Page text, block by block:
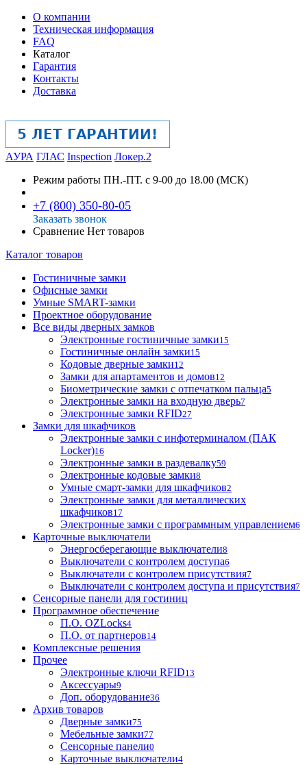
О компании
Техническая информация
FAQ
Каталог
Гарантия
Контакты
Доставка
АУРА ГЛАС Inspection Локер.2
Режим работы ПН.-ПТ. с 9-00 до 18.00 (МСК)
+7 (800) 350-80-05
Заказать звонок
Сравнение Нет товаров
Каталог товаров
Гостиничные замки
Офисные замки
Умные SMART-замки
Проектное оборудование
Все виды дверных замков
Электронные гостиничные замки15
Гостиничные онлайн замки15
Кодовые дверные замки12
Замки для апартаментов и домов12
Биометрические замки с отпечатком пальца5
Электронные замки на входную дверь7
Электронные замки RFID27
Замки для шкафчиков
Электронные замки с инфотерминалом (ПАК
Locker)16
Электронные замки в раздевалку59
Электронные кодовые замки8
Умные смарт-замки для шкафчиков2
Электронные замки для металлических
шкафчиков17
Электронные замки с программным управлением6
Карточные выключатели
Энергосберегающие выключатели8
Выключатели с контролем доступа6
Выключатели с контролем присутствия7
Выключатели с контролем доступа и присутствия7
Сенсорные панели для гостиниц
Программное обеспечение
П.О. OZLocks4
П.О. от партнеров14
Комплексные решения
Прочее
Электронные ключи RFID13
Аксессуары9
Доп. оборудование36
Архив товаров
Дверные замки75
Мебельные замки77
Сенсорные панели0
Карточные выключатели4